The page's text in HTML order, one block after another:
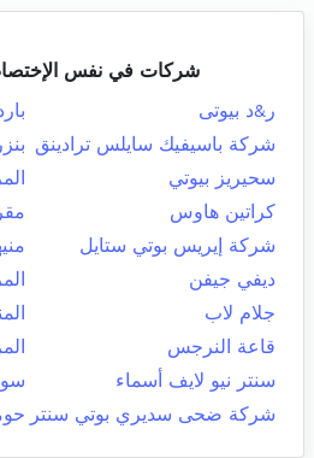
شركات في نفس
ر&د بيوتى
شركة باسيفيك سايلس ترادينق
سحيريز بيوتي
كراتين هاوس
شركة إيريس بوتي ستايل
ديفي جيفن
جلام لاب
قاعة النرجس
سنتر نيو لايف أسماء
شركة ضحى سديري بوتي سنتر